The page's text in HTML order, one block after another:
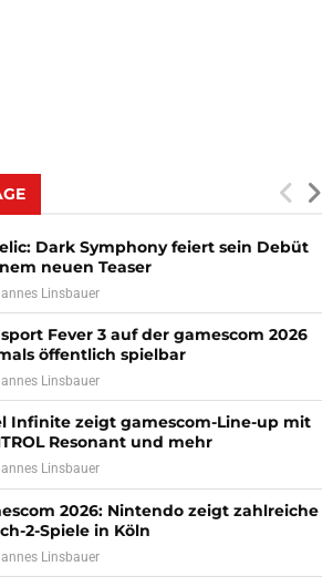
Dark Symphony feiert sein Debüt
neuen Teaser
Linsbauer
Fever 3 auf der gamescom 2026
öffentlich spielbar
Linsbauer
Infinite zeigt gamescom-Line-up mit
Resonant und mehr
Linsbauer
2026: Nintendo zeigt zahlreiche
2-Spiele in Köln
Linsbauer